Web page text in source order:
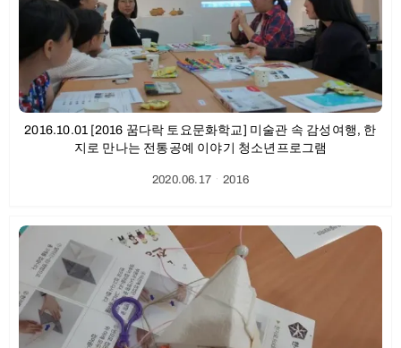
2016.10.01 [2016 꿈다락 토요문화학교] 미술관 속 감성여행, 한
지로 만나는 전통공예 이야기 청소년프로그램
2020.06.17ㆍ2016